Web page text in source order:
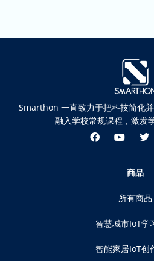
Smarthon 一直致力于把科技简化
融入学校常规课程，激发
商品
所有商品
智慧城市IoT学
智能家居IoT创